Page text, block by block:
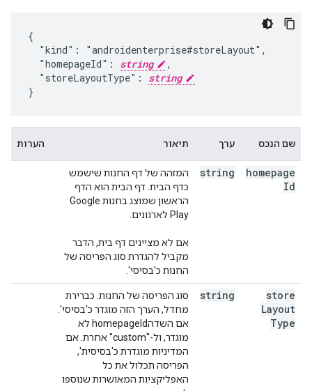
{
  "kind": "androidenterprise#storeLayout",
  "homepageId":
string
,
  "storeLayoutType":
string
}
שם הנכס ערך תיאור הערות
homepage
Id
string
המזהה של דף החנות שישמש
כדף הבית. דף הבית הוא הדף
הראשון שמוצג בחנות Google
Play לארגונים.
אם לא מציינים דף בית, הדבר
מקביל להגדרת סוג הפריסה של
החנות כ'בסיסי'.
store
Layout
Type
string
סוג הפריסה של החנות. כברירת
מחדל, הערך הזה מוגדר כ'בסיסי'.
אם השדהhomepageId לא
מוגדר, ול-"custom" אחרת. אם
המדיניות מוגדרת כ'בסיסית',
הפריסה תכלול את כל
האפליקציות המאושרות שנוספו